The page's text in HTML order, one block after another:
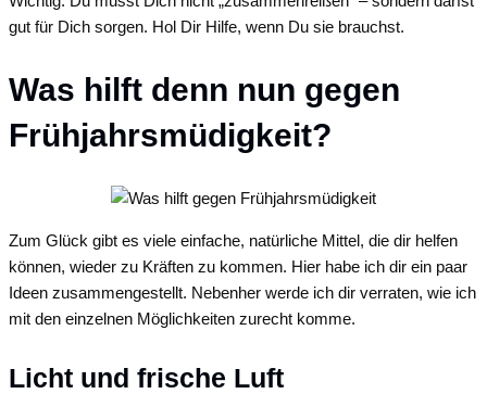
gut für Dich sorgen. Hol Dir Hilfe, wenn Du sie brauchst.
Was hilft denn nun gegen
Frühjahrsmüdigkeit?
Zum Glück gibt es viele einfache, natürliche Mittel, die dir helfen
können, wieder zu Kräften zu kommen. Hier habe ich dir ein paar
Ideen zusammengestellt. Nebenher werde ich dir verraten, wie ich
mit den einzelnen Möglichkeiten zurecht komme.
Licht und frische Luft